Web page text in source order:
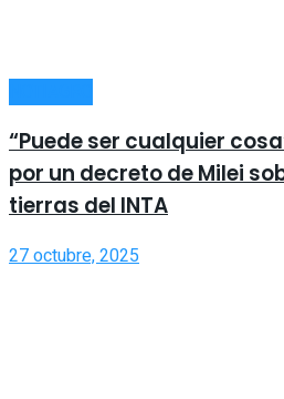
“Puede ser cualquier
por un decreto de Milei
tierras del INTA
27 octubre, 2025